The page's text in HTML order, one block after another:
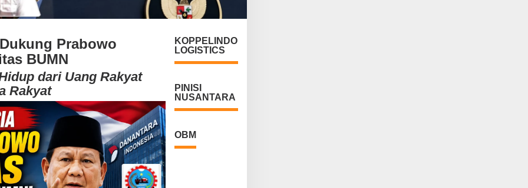
Prabowo
BUMN
dari Uang Rakyat
Rakyat
KOPPELINDO
LOGISTICS
PINISI
NUSANTARA
OBM